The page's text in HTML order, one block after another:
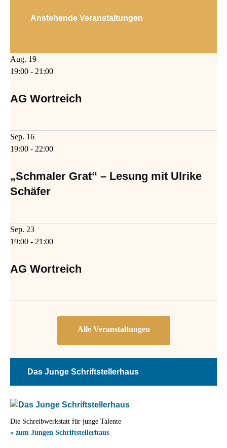
Anstehende Veranstaltungen
Aug. 19
19:00 - 21:00
AG Wortreich
Sep. 16
19:00 - 22:00
„Schmaler Grat“ – Lesung mit Ulrike
Schäfer
Sep. 23
19:00 - 21:00
AG Wortreich
Das Junge Schriftstellerhaus
Die Schreibwerkstatt für junge Talente
» zum Jungen Schriftstellerhaus